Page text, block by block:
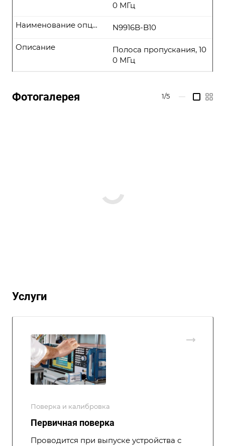
0 МГц
N9916B-B10
Наименование опции
Полоса пропускания, 10
0 МГц
Описание
Фотогалерея 1/5 —
Услуги
Поверка и калибровка
Первичная поверка
Проводится при выпуске устройства с